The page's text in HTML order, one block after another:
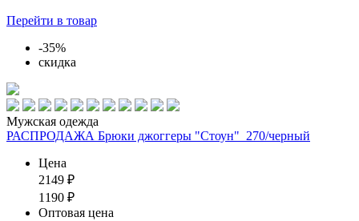
Перейти в товар
-35%
скидка
Мужская одежда
РАСПРОДАЖА Брюки джоггеры "Стоун"_270/черный
Цена
2149 ₽
1190 ₽
Оптовая цена